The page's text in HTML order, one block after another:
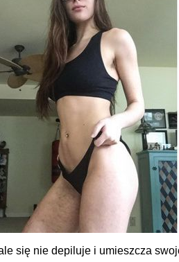
się nie depiluje i umieszcza